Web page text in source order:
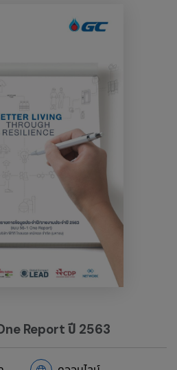
Report ปี 2563